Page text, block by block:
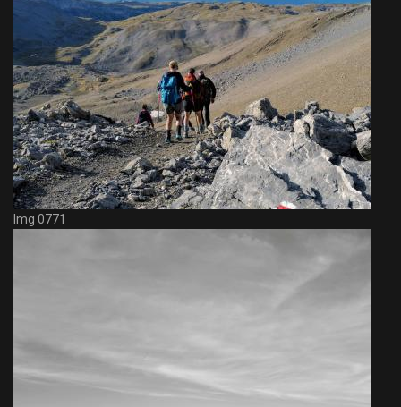
Img 0771